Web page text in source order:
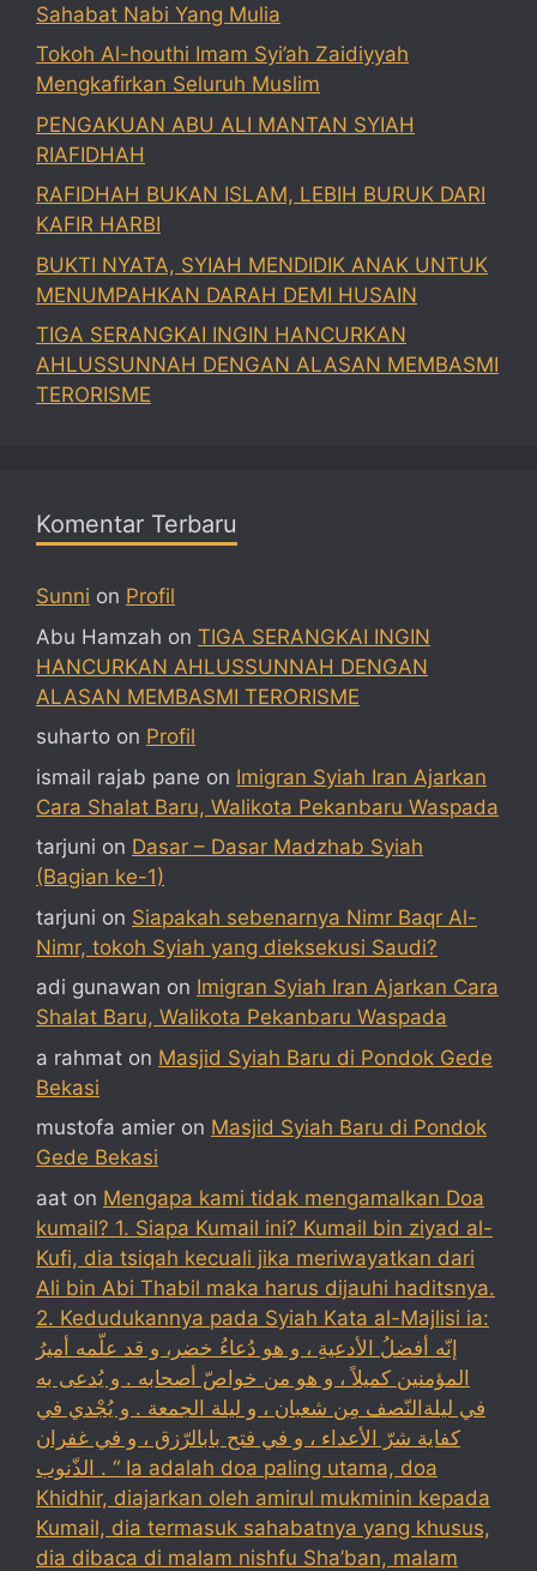
Sahabat Nabi Yang Mulia
Tokoh Al-houthi Imam Syi’ah Zaidiyyah
Mengkafirkan Seluruh Muslim
PENGAKUAN ABU ALI MANTAN SYIAH
RIAFIDHAH
RAFIDHAH BUKAN ISLAM, LEBIH BURUK DARI
KAFIR HARBI
BUKTI NYATA, SYIAH MENDIDIK ANAK UNTUK
MENUMPAHKAN DARAH DEMI HUSAIN
TIGA SERANGKAI INGIN HANCURKAN
AHLUSSUNNAH DENGAN ALASAN MEMBASMI
TERORISME
Komentar Terbaru
Sunni on Profil
Abu Hamzah on TIGA SERANGKAI INGIN
HANCURKAN AHLUSSUNNAH DENGAN
ALASAN MEMBASMI TERORISME
suharto on Profil
ismail rajab pane on Imigran Syiah Iran Ajarkan
Cara Shalat Baru, Walikota Pekanbaru Waspada
tarjuni on Dasar – Dasar Madzhab Syiah
(Bagian ke-1)
tarjuni on Siapakah sebenarnya Nimr Baqr Al-
Nimr, tokoh Syiah yang dieksekusi Saudi?
adi gunawan on Imigran Syiah Iran Ajarkan Cara
Shalat Baru, Walikota Pekanbaru Waspada
a rahmat on Masjid Syiah Baru di Pondok Gede
Bekasi
mustofa amier on Masjid Syiah Baru di Pondok
Gede Bekasi
aat on Mengapa kami tidak mengamalkan Doa
kumail? 1. Siapa Kumail ini? Kumail bin ziyad al-
Kufi, dia tsiqah kecuali jika meriwayatkan dari
Ali bin Abi Thabil maka harus dijauhi haditsnya.
2. Kedudukannya pada Syiah Kata al-Majlisi ia:
إنّه أفضلُ الأدعيةِ ، و هو دُعاءُ خضر، و قد علّمه أميرُ
المؤمنين كميلاً ، و هو من خواصّ أصحابه . و يُدعى به
في ليلةالنّصف مِن شعبان ، و ليلة الجمعة . و يُجْدي في
كفاية شرّ الأعداء ، و في فتح بابالرّزق ، و في غفران
الذّنوب . “ Ia adalah doa paling utama, doa
Khidhir, diajarkan oleh amirul mukminin kepada
Kumail, dia termasuk sahabatnya yang khusus,
dia dibaca di malam nishfu Sha’ban, malam